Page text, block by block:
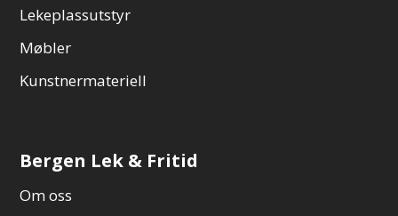
Lekeplassutstyr
Møbler
Kunstnermateriell
Bergen Lek & Fritid
Om oss